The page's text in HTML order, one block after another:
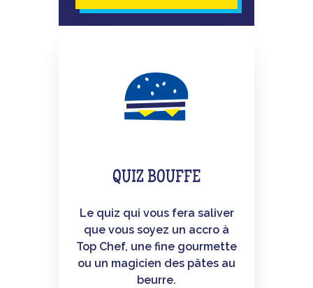
QUIZ BOUFFE
Le quiz qui vous fera saliver
que vous soyez un accro à
Top Chef, une fine gourmette
ou un magicien des pâtes au
beurre.